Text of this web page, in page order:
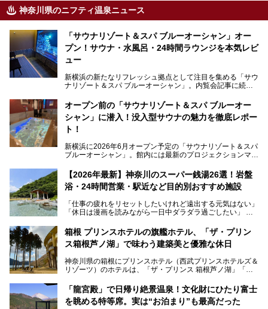
神奈川県のニフティ温泉ニュース
「サウナリゾート＆スパ ブルーオーシャン」オー
プン！サウナ・水風呂・24時間ラウンジを本気レビ
ュー
新横浜の新たなリフレッシュ拠点として注目を集める「サウ
ナリゾート＆スパ ブルーオーシャン」。内覧会記事に続
す。サウナや水風呂の気持ちよさはもちろん、リラックスス
ペースの過ごしやすさまで徹底チェック。新横浜エリアで日
常の疲れをリセットしたい人、ライブやスポーツ観戦遠征組
は必見です。
オープン前の「サウナリゾート＆スパ ブルーオー
シャン」に潜入！没入型サウナの魅力を徹底レポー
ト！
新横浜に2026年6月オープン予定の「サウナリゾート＆スパ
ブルーオーシャン」。館内には最新のプロジェクションマッ
的な“没入感（イマーシブ）”を体験できます。
今回は、そんな大注目の施設に一足先にお邪魔し、その全貌
を見学させていただきました！
サウナ室の中に咲き誇る桜、魚たちが泳ぐ水風呂、そしてバ
リのビーチを思わせる休憩スペース…。驚きの連続だった館
内の様子をレポートします！
【2026年最新】神奈川のスーパー銭湯26選！岩盤
浴・24時間営業・駅近など目的別おすすめ施設
「仕事の疲れをリセットしたいけれど遠出する元気はない」
「休日は漫画を読みながら一日中ダラダラ過ごしたい」
たい」
そんな「癒やされたい」という願いを叶えてくれるのが、神
神奈川県には、サウナや岩盤浴、一日中遊べるエンタメ施設
など、“非日常”を味わえるスーパー銭湯が数多く揃っていま
う」という人も多いはず。
そこで今回は、神奈川県内の人気施設26選を「安さ」「岩
箱根 プリンスホテルの旗艦ホテル、「ザ・プリン
ス箱根芦ノ湖」で味わう建築美と優雅な休日
神奈川県の箱根にプリンスホテル（西武プリンスホテルズ＆
リゾーツ）のホテルは、「ザ・プリンス 箱根芦ノ湖」「芦
「箱根仙石原プリンスホテル」と4軒あり、今回ご紹介する
「ザ・プリンス 箱根芦ノ湖」は、その中でもフラッグシッ
プ（旗艦）に位置づけられる特別なホテルです。
「龍宮殿」で日帰り絶景温泉！文化財にひたり富士
を眺める特等席。実は“お泊まり”も最高だった